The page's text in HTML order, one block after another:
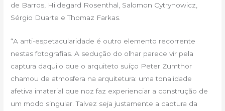
de Barros, Hildegard Rosenthal, Salomon Cytrynowicz,
Sérgio Duarte e Thomaz Farkas.
“A anti-espetacularidade é outro elemento recorrente
nestas fotografias. A sedução do olhar parece vir pela
captura daquilo que o arquiteto suíço Peter Zumthor
chamou de atmosfera na arquitetura: uma tonalidade
afetiva imaterial que noz faz experienciar a construção de
um modo singular. Talvez seja justamente a captura da